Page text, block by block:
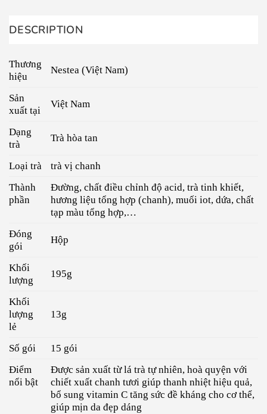
DESCRIPTION
Thương
hiệu
Nestea (Việt Nam)
Sản
xuất tại
Việt Nam
Dạng
trà
Trà hòa tan
Loại trà
trà vị chanh
Thành
phần
Đường, chất điều chỉnh độ acid, trà tinh khiết,
hương liệu tổng hợp (chanh), muối iot, dứa, chất
tạp màu tổng hợp,…
Đóng
gói
Hộp
Khối
lượng
195g
Khối
lượng
lẻ
13g
Số gói
15 gói
Điểm
nổi bật
Được sản xuất từ lá trà tự nhiên, hoà quyện với
chiết xuất chanh tươi giúp thanh nhiệt hiệu quả,
bổ sung vitamin C tăng sức đề kháng cho cơ thể,
giúp mịn da đẹp dáng